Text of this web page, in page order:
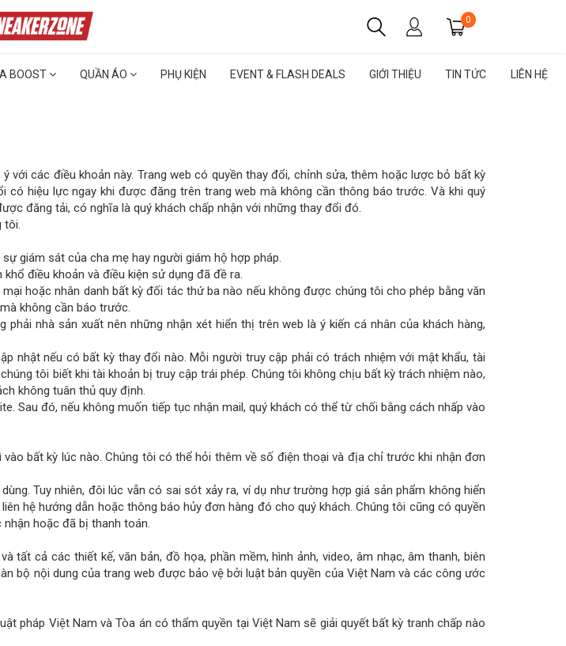
0
BOOST QUẦN ÁO PHỤ KIỆN EVENT & FLASH DEALS GIỚI THIỆU TIN TỨC LIÊN HỆ
với các điều khoản này. Trang web có quyền thay đổi, chỉnh sửa, thêm hoặc lược bỏ bất kỳ
hiệu lực ngay khi được đăng trên trang web mà không cần thông báo trước. Và khi quý
đăng tải, có nghĩa là quý khách chấp nhận với những thay đổi đó.
tôi.
giám sát của cha mẹ hay người giám hộ hợp pháp.
điều khoản và điều kiện sử dụng đã đề ra.
hoặc nhân danh bất kỳ đối tác thứ ba nào nếu không được chúng tôi cho phép bằng văn
không cần báo trước.
nhà sản xuất nên những nhận xét hiển thị trên web là ý kiến cá nhân của khách hàng,
nhật nếu có bất kỳ thay đổi nào. Mỗi người truy cập phải có trách nhiệm với mật khẩu, tài
tôi biết khi tài khoản bị truy cập trái phép. Chúng tôi không chịu bất kỳ trách nhiệm nào,
không tuân thủ quy định.
Sau đó, nếu không muốn tiếp tục nhận mail, quý khách có thể từ chối bằng cách nhấp vào
bất kỳ lúc nào. Chúng tôi có thể hỏi thêm về số điện thoại và địa chỉ trước khi nhận đơn
Tuy nhiên, đôi lúc vẫn có sai sót xảy ra, ví dụ như trường hợp giá sản phẩm không hiển
hệ hướng dẫn hoặc thông báo hủy đơn hàng đó cho quý khách. Chúng tôi cũng có quyền
hoặc đã bị thanh toán.
cả các thiết kế, văn bản, đồ họa, phần mềm, hình ảnh, video, âm nhạc, âm thanh, biên
bộ nội dung của trang web được bảo vệ bởi luật bản quyền của Việt Nam và các công ước
pháp Việt Nam và Tòa án có thẩm quyền tại Việt Nam sẽ giải quyết bất kỳ tranh chấp nào